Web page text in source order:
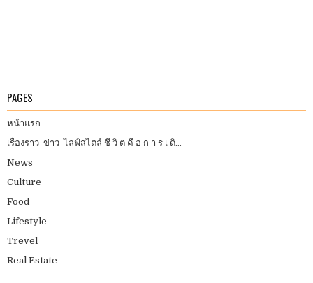
PAGES
หน้าแรก
เรื่องราว ข่าว ไลฟ์สไตล์ ชี วิ ต คื อ ก า ร เ ดิ...
News
Culture
Food
Lifestyle
Trevel
Real Estate